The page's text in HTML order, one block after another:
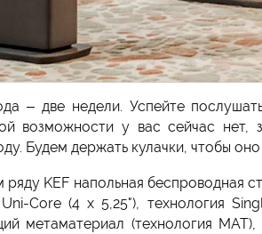
– две недели. Успейте
возможности у вас сейчас нет,
Будем держать кулачки, чтобы
KEF напольная беспроводная
Core (4 x 5,25"), технология
метаматериал (технология